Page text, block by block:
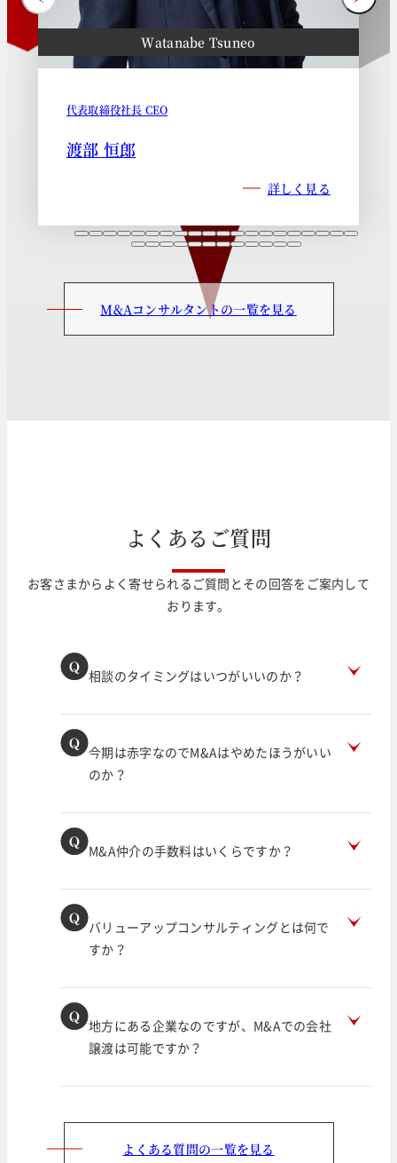
Watanabe Tsuneo
代表取締役社長 CEO
渡部 恒郎
詳しく見る
M&Aコンサルタントの一覧を見る
よ く ある ご質問
お客さまからよく寄せられるご質問とその回答をご案内して
おります。
相談のタイミングはいつがいいのか？
今期は赤字なのでM&Aはやめたほうがいい
のか？
M&A仲介の手数料はいくらですか？
バリューアップコンサルティングとは何で
すか？
地方にある企業なのですが、M&Aでの会社
譲渡は可能ですか？
よくある質問の一覧を見る